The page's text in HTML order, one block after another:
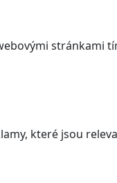
stránkami
které jsou